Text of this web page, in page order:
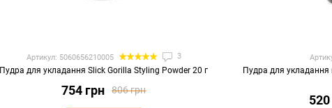
Артикул: 5060656210005 3
Пудра для укладання Slick Gorilla Styling Powder 20 г
806 грн
754 грн
Пудра для укладання